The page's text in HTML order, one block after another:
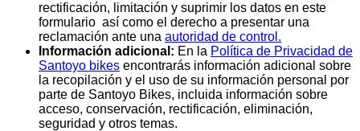
rectificación, limitación y suprimir los datos en este
formulario así como el derecho a presentar una
reclamación ante una autoridad de control.
Información adicional: En la Política de Privacidad de
Santoyo bikes encontrarás información adicional sobre
la recopilación y el uso de su información personal por
parte de Santoyo Bikes, incluida información sobre
acceso, conservación, rectificación, eliminación,
seguridad y otros temas.